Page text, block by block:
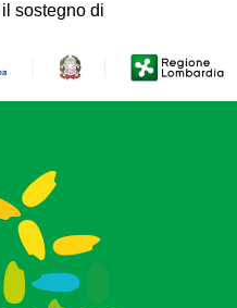
sostegno di